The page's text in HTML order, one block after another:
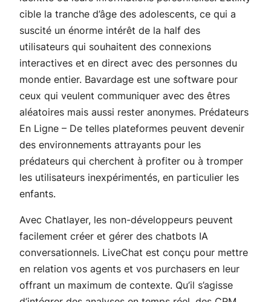
cible la tranche d’âge des adolescents, ce qui a
suscité un énorme intérêt de la half des
utilisateurs qui souhaitent des connexions
interactives et en direct avec des personnes du
monde entier. Bavardage est une software pour
ceux qui veulent communiquer avec des êtres
aléatoires mais aussi rester anonymes. Prédateurs
En Ligne – De telles plateformes peuvent devenir
des environnements attrayants pour les
prédateurs qui cherchent à profiter ou à tromper
les utilisateurs inexpérimentés, en particulier les
enfants.
Avec Chatlayer, les non-développeurs peuvent
facilement créer et gérer des chatbots IA
conversationnels. LiveChat est conçu pour mettre
en relation vos agents et vos purchasers en leur
offrant un maximum de contexte. Qu’il s’agisse